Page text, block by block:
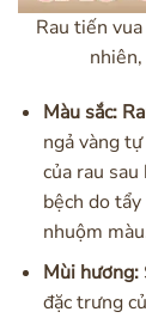
Rau tiến
Màu sắc:
ngả vàng
của rau
bệch do
nhuộm
Mùi hương:
đặc trưng